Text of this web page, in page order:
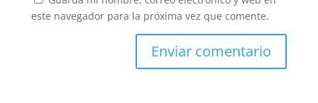
este navegador para la próxima vez que comente.